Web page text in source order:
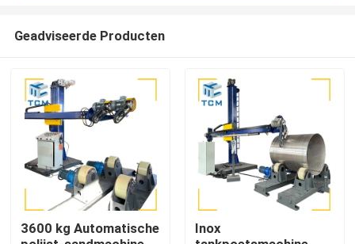
Huis
Geadviseerde Producten
3600 kg Automatische
Inox